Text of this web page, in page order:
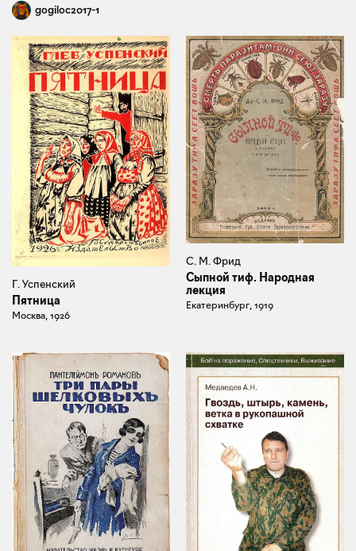
gogiloc2017-1
Г. Успенский
Пятница
Москва, 1926
С. М. Фрид
Сыпной тиф. Народная
лекция
Екатеринбург, 1919